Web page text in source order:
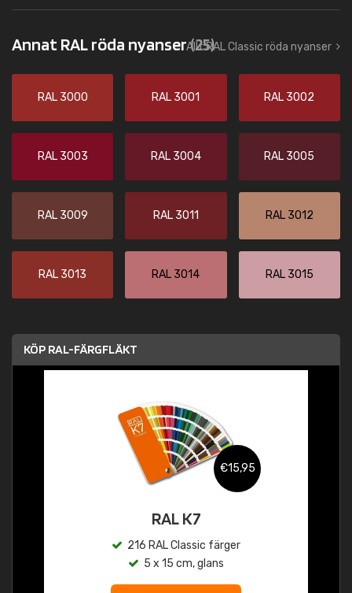
Annat RAL röda nyanser(25)
Allt RAL Classic röda nyanser
RAL 3000 RAL 3001 RAL 3002
RAL 3003 RAL 3004 RAL 3005
RAL 3009 RAL 3011 RAL 3012
RAL 3013 RAL 3014 RAL 3015
KÖP RAL-FÄRGFLÄKT
€15,95
RAL K7
216 RAL Classic färger
5 x 15 cm, glans